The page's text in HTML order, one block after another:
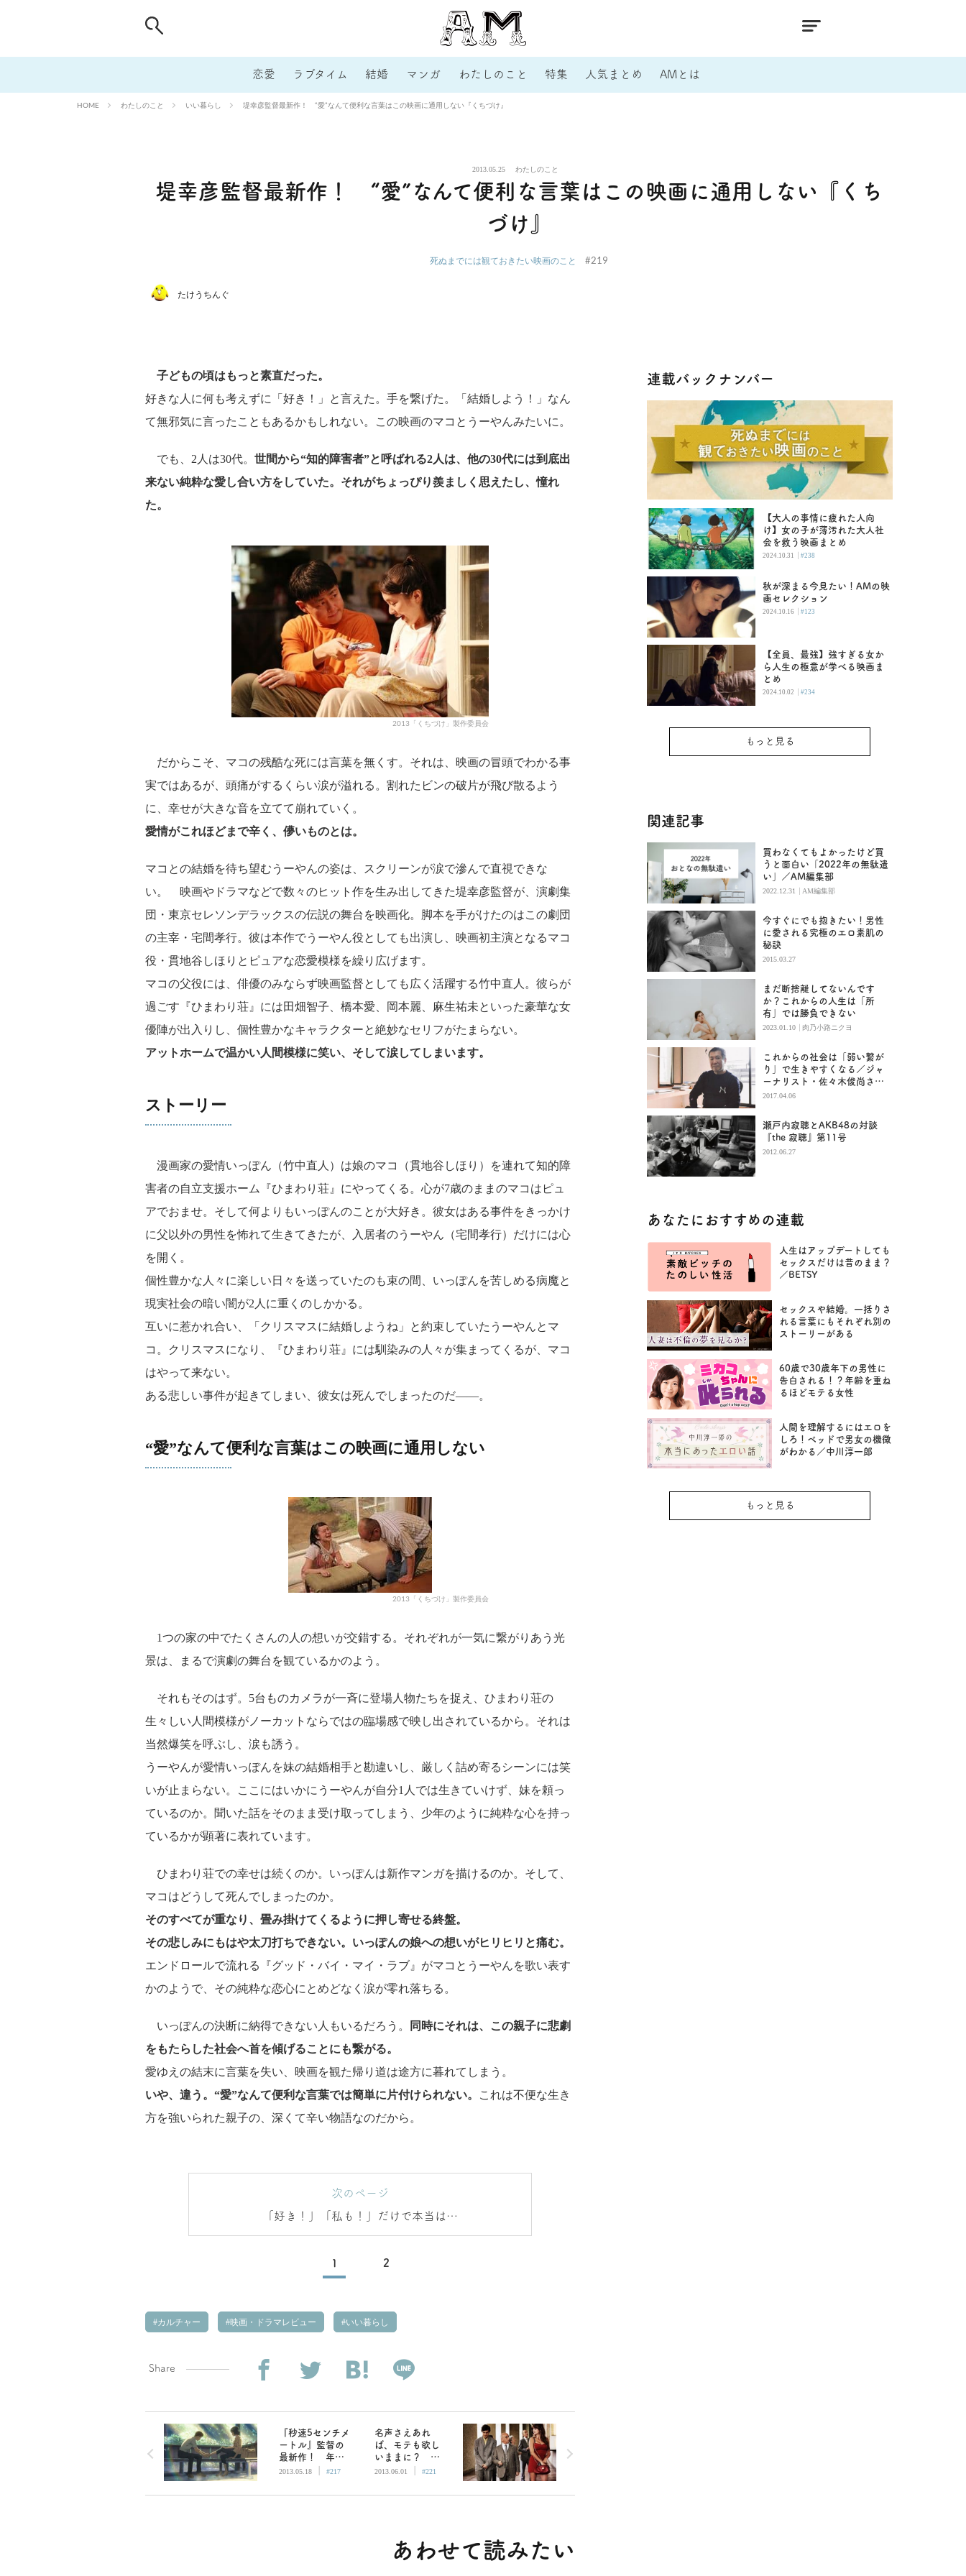
恋愛 ラブタイム 結婚 マンガ わたしのこと 特集 人気まとめ AMとは
HOME わたしのこと いい暮らし 堤幸彦監督最新作！ “愛”なんて便利な言葉はこの映画に通用しない『くちづけ』
2013.05.25 わたしのこと
堤幸彦監督最新作！ “愛”なんて便利な言葉はこの映画に通用しない『くち
づけ』
死ぬまでには観ておきたい映画のこと #219
たけうちんぐ
子どもの頃はもっと素直だった。
好きな人に何も考えずに「好き！」と言えた。手を繋げた。「結婚しよう！」なん
て無邪気に言ったこともあるかもしれない。この映画のマコとうーやんみたいに。
でも、2人は30代。 世間から“知的障害者”と呼ばれる2人は、他の30代には到底出
来ない純粋な愛し合い方をしていた。それがちょっぴり羨ましく思えたし、憧れ
た。
2013「くちづけ」製作委員会
だからこそ、マコの残酷な死には言葉を無くす。それは、映画の冒頭でわかる事
実ではあるが、頭痛がするくらい涙が溢れる。割れたビンの破片が飛び散るよう
に、幸せが大きな音を立てて崩れていく。
愛情がこれほどまで辛く、儚いものとは。
マコとの結婚を待ち望むうーやんの姿は、スクリーンが涙で滲んで直視できな
い。 映画やドラマなどで数々のヒット作を生み出してきた堤幸彦監督が、演劇集
団・東京セレソンデラックスの伝説の舞台を映画化。脚本を手がけたのはこの劇団
の主宰・宅間孝行。彼は本作でうーやん役としても出演し、映画初主演となるマコ
役・貫地谷しほりとピュアな恋愛模様を繰り広げます。
マコの父役には、俳優のみならず映画監督としても広く活躍する竹中直人。彼らが
過ごす『ひまわり荘』には田畑智子、橋本愛、岡本麗、麻生祐未といった豪華な女
優陣が出入りし、個性豊かなキャラクターと絶妙なセリフがたまらない。
アットホームで温かい人間模様に笑い、そして涙してしまいます。
ストーリー
漫画家の愛情いっぽん（竹中直人）は娘のマコ（貫地谷しほり）を連れて知的障
害者の自立支援ホーム『ひまわり荘』にやってくる。心が7歳のままのマコはピュ
アでおませ。そして何よりもいっぽんのことが大好き。彼女はある事件をきっかけ
に父以外の男性を怖れて生きてきたが、入居者のうーやん（宅間孝行）だけには心
を開く。
個性豊かな人々に楽しい日々を送っていたのも束の間、いっぽんを苦しめる病魔と
現実社会の暗い闇が2人に重くのしかかる。
互いに惹かれ合い、「クリスマスに結婚しようね」と約束していたうーやんとマ
コ。クリスマスになり、『ひまわり荘』には馴染みの人々が集まってくるが、マコ
はやって来ない。
ある悲しい事件が起きてしまい、彼女は死んでしまったのだ――。
“愛”なんて便利な言葉はこの映画に通用しない
2013「くちづけ」製作委員会
1つの家の中でたくさんの人の想いが交錯する。それぞれが一気に繋がりあう光
景は、まるで演劇の舞台を観ているかのよう。
それもそのはず。5台ものカメラが一斉に登場人物たちを捉え、ひまわり荘の
生々しい人間模様がノーカットならではの臨場感で映し出されているから。それは
当然爆笑を呼ぶし、涙も誘う。
うーやんが愛情いっぽんを妹の結婚相手と勘違いし、厳しく詰め寄るシーンには笑
いが止まらない。ここにはいかにうーやんが自分1人では生きていけず、妹を頼っ
ているのか。聞いた話をそのまま受け取ってしまう、少年のように純粋な心を持っ
ているかが顕著に表れています。
ひまわり荘での幸せは続くのか。いっぽんは新作マンガを描けるのか。そして、
マコはどうして死んでしまったのか。
そのすべてが重なり、畳み掛けてくるように押し寄せる終盤。
その悲しみにもはや太刀打ちできない。いっぽんの娘への想いがヒリヒリと痛む。
エンドロールで流れる『グッド・バイ・マイ・ラブ』がマコとうーやんを歌い表す
かのようで、その純粋な恋心にとめどなく涙が零れ落ちる。
いっぽんの決断に納得できない人もいるだろう。
同時にそれは、この親子に悲劇
をもたらした社会へ首を傾げることにも繋がる。
愛ゆえの結末に言葉を失い、映画を観た帰り道は途方に暮れてしまう。
いや、違う。“愛”なんて便利な言葉では簡単に片付けられない。
これは不便な生き
方を強いられた親子の、深くて辛い物語なのだから。
次のページ
「好き！」「私も！」だけで本当は十
分だった
1 2
カルチャー 映画・ドラマレビュー いい暮らし
Share
『秒速5センチメ
ートル』監督の
最新作！ 年下
男子との淡い恋
庭』
2013.05.18 | #217
名声さえあれ
ば、モテも欲し
いままに？
『ローマでアモ
2013.06.01 | #221
連載バックナンバー
【大人の事情に疲れた人向
け】女の子が薄汚れた大人社
会を救う映画まとめ
2024.10.31 | #238
秋が深まる今見たい！AMの映
画セレクション
2024.10.16 | #123
【全員、最強】強すぎる女か
ら人生の極意が学べる映画ま
とめ
2024.10.02 | #234
もっと見る
関連記事
買わなくてもよかったけど買
うと面白い「2022年の無駄遣
い」／AM編集部
2022.12.31 | AM編集部
今すぐにでも抱きたい！男性
に愛される究極のエロ素肌の
秘訣
2015.03.27
まだ断捨離してないんです
か？これからの人生は「所
有」では勝負できない
2023.01.10 | 肉乃小路ニクヨ
これからの社会は「弱い繋が
り」で生きやすくなる／ジャ
ーナリスト・佐々木俊尚さん
（前編）
2017.04.06
瀬戸内寂聴とAKB48の対談
『the 寂聴』第11号
2012.06.27
あなたにおすすめの連載
人生はアップデートしても
セックスだけは昔のまま？
／BETSY
セックスや結婚。一括りさ
れる言葉にもそれぞれ別の
ストーリーがある
60歳で30歳年下の男性に
告白される！？年齢を重ね
るほどモテる女性
人間を理解するにはエロを
しろ！ベッドで男女の機微
がわかる／中川淳一郎
もっと見る
あわせて読みたい